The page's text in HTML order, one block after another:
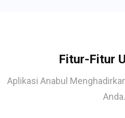
Fitur-Fitur
Aplikasi Anabul
Anda.